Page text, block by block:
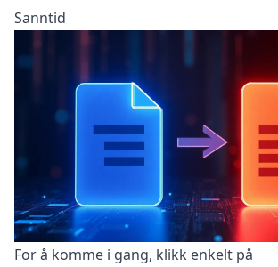
Sanntid
For å komme i gang, klikk enkelt på